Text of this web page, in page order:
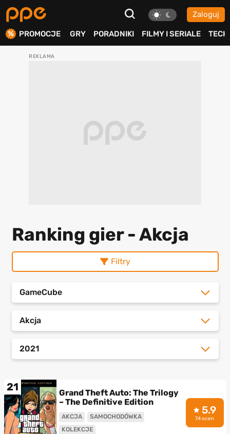
Zaloguj
PROMOCJE GRY PORADNIKI FILMY I SERIALE TECH
Ranking gier - Akcja
Filtry
GameCube
Akcja
2021
21
Grand Theft Auto: The Trilogy
– The Definitive Edition
AKCJA
SAMOCHODÓWKA
KOLEKCJE
5.9
74 ocen